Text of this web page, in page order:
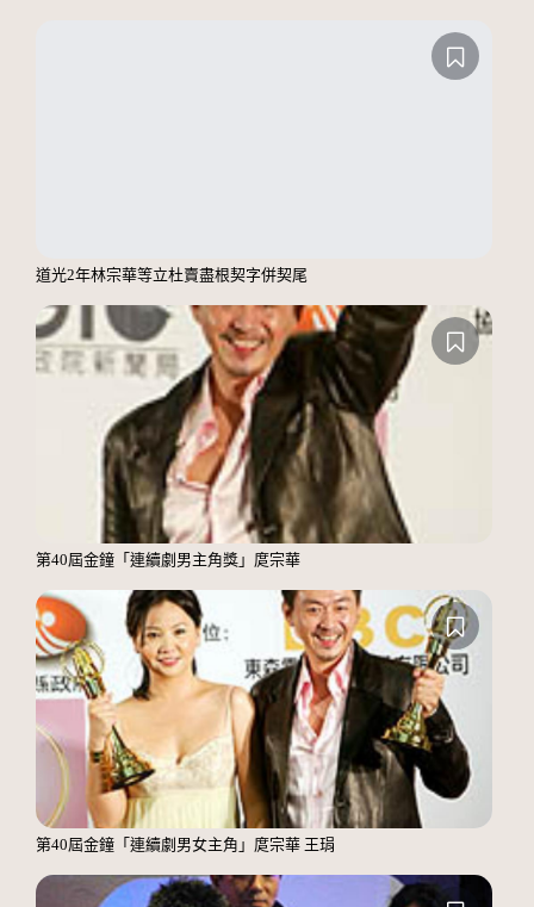
道光2年林宗華等立杜賣盡根契字併契尾
第40屆金鐘「連續劇男主角獎」庹宗華
第40屆金鐘「連續劇男女主角」庹宗華 王琄